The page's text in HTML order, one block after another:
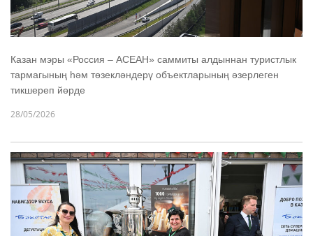
Казан мэры «Россия – АСЕАН» саммиты алдыннан туристлык
тармагының һәм төзекләндерү объектларының әзерлеген
тикшереп йөрде
28/05/2026